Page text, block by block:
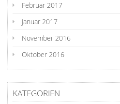
Februar 2017
Januar 2017
November 2016
Oktober 2016
KATEGORIEN